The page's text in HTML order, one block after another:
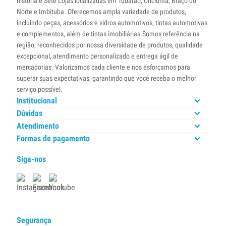
Norte e Imbituba. Oferecemos ampla variedade de produtos,
incluindo peças, acessórios e vidros automotivos, tintas automotivas
e complementos, além de tintas imobiliárias.Somos referência na
região, reconhecidos por nossa diversidade de produtos, qualidade
excepcional, atendimento personalizado e entrega ágil de
mercadorias. Valorizamos cada cliente e nos esforçamos para
superar suas expectativas, garantindo que você receba o melhor
serviço possível.
Institucional
Dúvidas
Atendimento
Formas de pagamento
Siga-nos
Segurança